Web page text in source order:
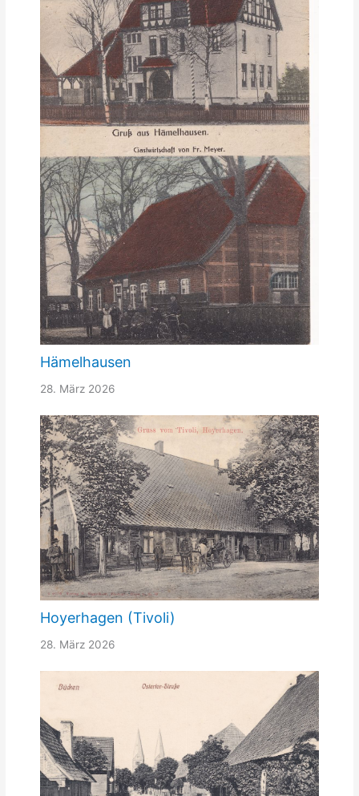
Hämelhausen
28. März 2026
Hoyerhagen (Tivoli)
28. März 2026